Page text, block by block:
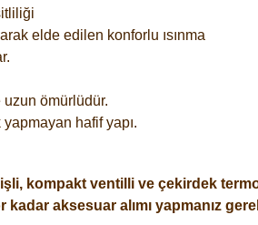
elde edilen konforlu ısınma
uzun ömürlüdür.
yapmayan hafif yapı.
kompakt ventilli ve çekirdek
kadar aksesuar alımı yapmanız